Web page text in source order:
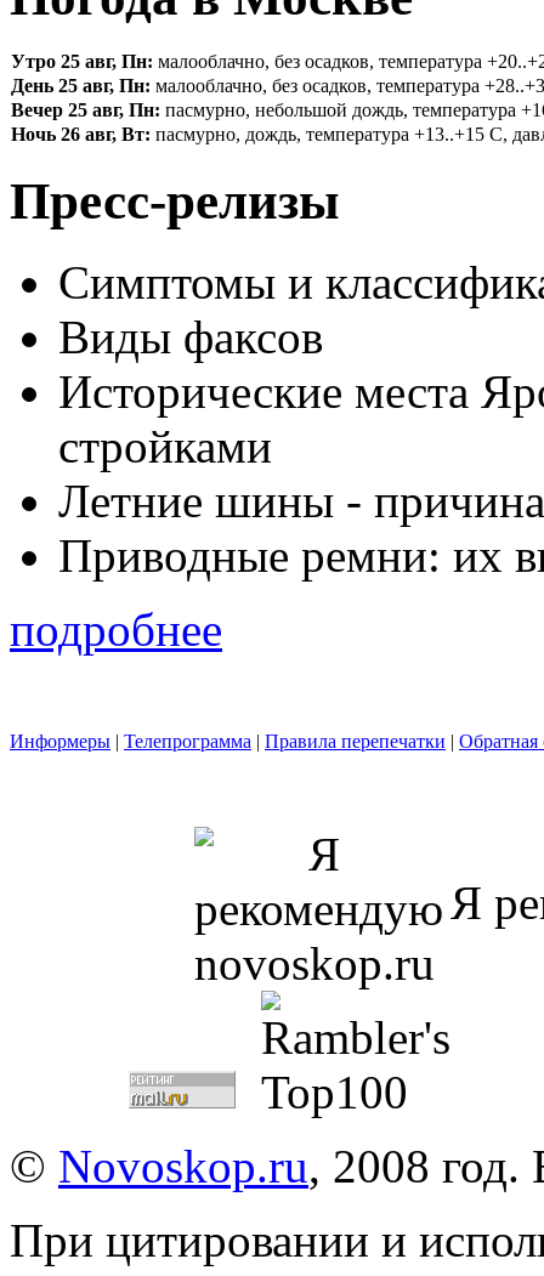
Утро 25 авг, Пн: малооблачно, без осадков, температура
День 25 авг, Пн: малооблачно, без осадков, температура
Вечер 25 авг, Пн: пасмурно, небольшой дождь, температура
Ночь 26 авг, Вт: пасмурно, дождь, температура +13..+15 С,
Пресс-релизы
Симптомы и
Виды факсов
Исторические места
стройками
Летние шины -
Приводные ремни: их
подробнее
Информеры | Телепрограмма | Правила перепечатки | Обратная
Я
© Novoskop.ru, 2008
При цитировании и